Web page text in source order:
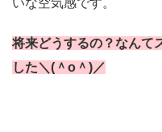
いな空気感です。
将来どうするの？なんて
した＼(＾o＾)／